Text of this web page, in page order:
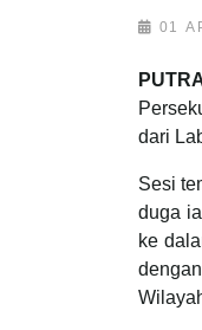
01
dari
Sesi
duga
ke